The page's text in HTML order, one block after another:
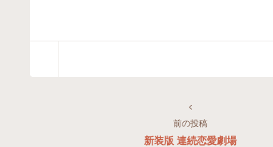
前の投稿
新装版 連続恋愛劇場